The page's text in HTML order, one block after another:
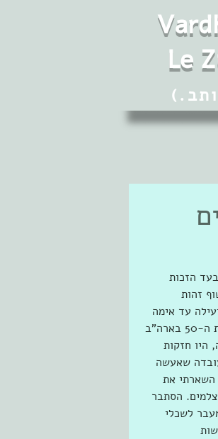
Vard
Le
הזכות
זהות
עד אימה
של שפילברג עם תום הנקס כפרקליטו של רודולף אבל, מרגל רוסי שנתפס בסוף שנות ה-50 בארה"ב
היו חזקות
שאעשה
השארתי את
הסתבר
לשכלי